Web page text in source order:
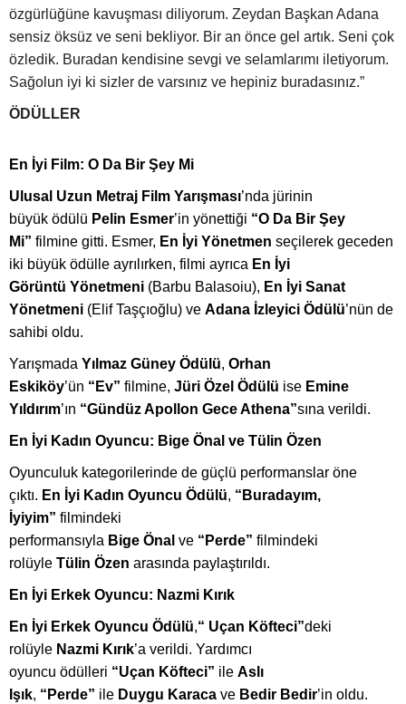
özgürlüğüne kavuşması diliyorum. Zeydan Başkan Adana
sensiz öksüz ve seni bekliyor. Bir an önce gel artık. Seni çok
özledik. Buradan kendisine sevgi ve selamlarımı iletiyorum.
Sağolun iyi ki sizler de varsınız ve hepiniz buradasınız.”
ÖDÜLLER
En İyi Film: O Da Bir Şey Mi
Ulusal Uzun Metraj Film Yarışması’nda jürinin
büyük ödülü Pelin Esmer’in yönettiği “O Da Bir Şey
Mi” filmine gitti. Esmer, En İyi Yönetmen seçilerek geceden
iki büyük ödülle ayrılırken, filmi ayrıca En İyi
Görüntü Yönetmeni (Barbu Balasoiu), En İyi Sanat
Yönetmeni (Elif Taşçıoğlu) ve Adana İzleyici Ödülü’nün de
sahibi oldu.
Yarışmada Yılmaz Güney Ödülü, Orhan
Eskiköy’ün “ Ev” filmine, Jüri Özel Ödülü ise Emine
Yıldırım’ın “Gündüz Apollon Gece Athena”sına verildi.
En İyi Kadın Oyuncu: Bige Önal ve Tülin Özen
Oyunculuk kategorilerinde de güçlü performanslar öne
çıktı. En İyi Kadın Oyuncu Ödülü, “ Buradayım,
İyiyim” filmindeki
performansıyla Bige Önal ve “ Perde” filmindeki
rolüyle Tülin Özen arasında paylaştırıldı.
En İyi Erkek Oyuncu: Nazmi Kırık
En İyi Erkek Oyuncu Ödülü,“ Uçan Köfteci”deki
rolüyle Nazmi Kırık’a verildi. Yardımcı
oyuncu ödülleri “Uçan Köfteci” ile Aslı
Işık, “ Perde” ile Duygu Karaca ve Bedir Bedir’in oldu.